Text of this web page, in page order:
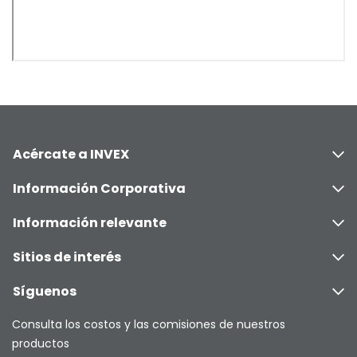
Acércate a INVEX
Información Corporativa
Información relevante
Sitios de interés
Síguenos
Consulta los costos y las comisiones de nuestros
productos